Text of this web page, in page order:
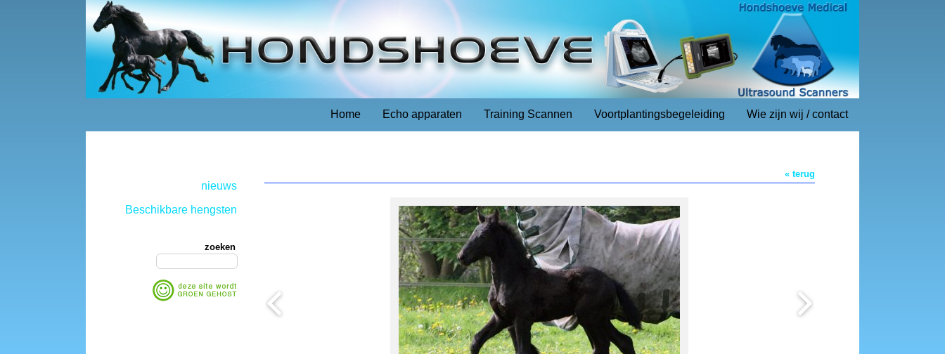
Home Echo apparaten Training Scannen Voortplantingsbegeleiding Wie zijn wij / contact
nieuws
Beschikbare hengsten
zoeken
« terug